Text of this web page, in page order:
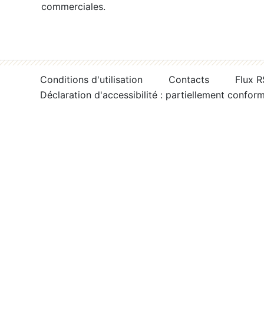
commerciales.
Conditions d'utilisation Contacts
Flux
Déclaration d'accessibilité : partiellement